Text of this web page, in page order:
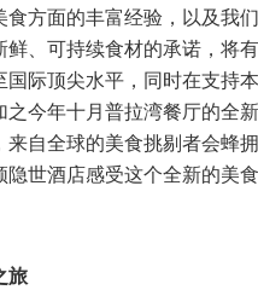
食方面的丰富经验，以及我
鲜、可持续食材的承诺，将
国际顶尖水平，同时在支持
之今年十月普拉湾餐厅的全
来自全球的美食挑剔者会蜂
世酒店感受这个全新的美
旅